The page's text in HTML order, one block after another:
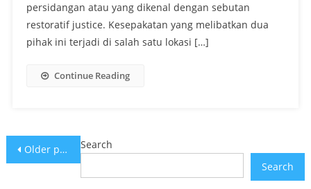
persidangan atau yang dikenal dengan sebutan
restoratif justice. Kesepakatan yang melibatkan dua
pihak ini terjadi di salah satu lokasi […]
Continue Reading
Posts
navigation
Older posts
Search
Search